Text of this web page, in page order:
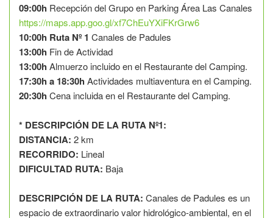
09:00h Recepción del Grupo en Parking Área Las Canales
https://maps.app.goo.gl/xf7ChEuYXiFKrGrw6
10:00h Ruta Nº 1 Canales de Padules
13:00h Fin de Actividad
13:00h Almuerzo incluido en el Restaurante del Camping.
17:30h a 18:30h Actividades multiaventura en el Camping.
20:30h Cena incluida en el Restaurante del Camping.
* DESCRIPCIÓN DE LA RUTA Nº1:
DISTANCIA: 2 km
RECORRIDO: Lineal
DIFICULTAD RUTA: Baja
DESCRIPCIÓN DE LA RUTA: Canales de Padules es un
espacio de extraordinario valor hidrológico-ambiental, en el